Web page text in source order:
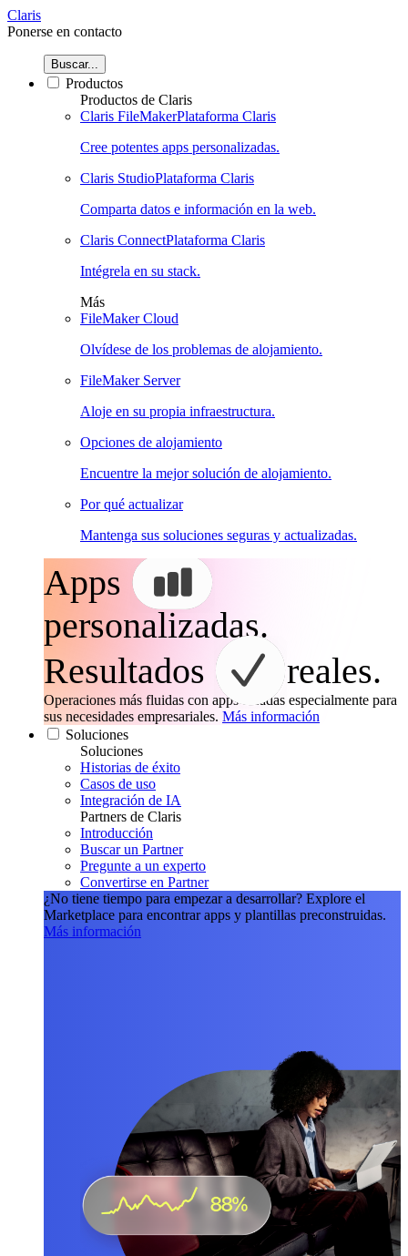
Claris
Ponerse en contacto
Buscar...
Productos
Productos de Claris
Claris FileMakerPlataforma Claris
Cree potentes apps personalizadas.
Claris StudioPlataforma Claris
Comparta datos e información en la web.
Claris ConnectPlataforma Claris
Intégrela en su stack.
Más
FileMaker Cloud
Olvídese de los problemas de alojamiento.
FileMaker Server
Aloje en su propia infraestructura.
Opciones de alojamiento
Encuentre la mejor solución de alojamiento.
Por qué actualizar
Mantenga sus soluciones seguras y actualizadas.
Apps
personalizadas.
Resultados
reales.
Operaciones más fluidas con apps creadas especialmente para
sus necesidades empresariales. Más información
Soluciones
Soluciones
Historias de éxito
Casos de uso
Integración de IA
Partners de Claris
Introducción
Buscar un Partner
Pregunte a un experto
Convertirse en Partner
¿No tiene tiempo para empezar a desarrollar? Explore el
Marketplace para encontrar apps y plantillas preconstruidas.
Más información